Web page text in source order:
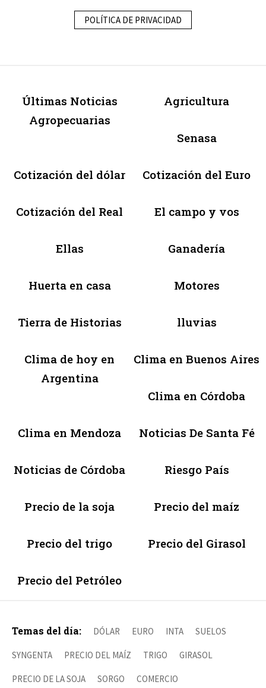
POLÍTICA DE PRIVACIDAD
Últimas Noticias
Agropecuarias
Agricultura
Senasa
Cotización del dólar Cotización del Euro
Cotización del Real El campo y vos
Ellas Ganadería
Huerta en casa Motores
Tierra de Historias lluvias
Clima de hoy en
Argentina
Clima en Buenos Aires
Clima en Córdoba
Clima en Mendoza Noticias De Santa Fé
Noticias de Córdoba Riesgo País
Precio de la soja Precio del maíz
Precio del trigo Precio del Girasol
Precio del Petróleo
Temas del día: DÓLAR EURO INTA SUELOS
SYNGENTA PRECIO DEL MAÍZ TRIGO GIRASOL
PRECIO DE LA SOJA SORGO COMERCIO